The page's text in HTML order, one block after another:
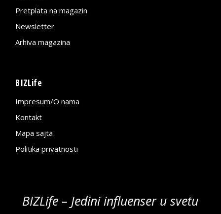
Pretplata na magazin
Newsletter
Arhiva magazina
BIZLife
Impresum/O nama
Kontakt
Mapa sajta
Politika privatnosti
BIZLife – Jedini influenser u svetu